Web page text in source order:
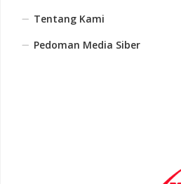
Tentang Kami
Pedoman Media Siber